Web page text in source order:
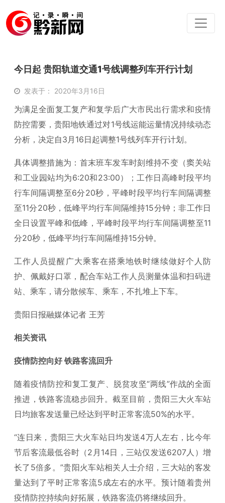
今日起 贵阳轨道交通1号线调整列车开行计划
发表于： 2020年3月16日
为满足全面复工复产和复学后广大市民出行需求和疫情
防控需要，贵阳地铁通过对1号线运能运量情况持续动态
分析，决定自3月16日起调整1号线列车开行计划。
具体调整措施为：首末班车发车时刻维持不变（窦关站
和工业园站均为6:20和23:00）；工作日高峰时段平均
行车间隔调整至6分20秒，平峰时段平均行车间隔调整
至11分20秒，低峰平均行车间隔维持15分钟；非工作日
全日设置平峰和低峰，平峰时段平均行车间隔调整至11
分20秒，低峰平均行车间隔维持15分钟。
工作人员提醒广大乘客在搭乘地铁时继续做好个人防
护、佩戴好口罩，配合车站工作人员测量体温和扫码进
站、乘车，请分散候车、乘车，不扎堆上下车。
贵阳日报融媒体记者 王芳
相关资讯
疫情防控向好 铁路客流回升
随着疫情防控和复工复产、脱贫攻坚“两线”作战的全面
推进，铁路客流稳步回升。截至目前，贵阳三大火车站
日均旅客发送量已经达到平时正常客流50%的水平。
“连日来，贵阳三大火车站日均发送4万人左右，比今年
节后客流最低谷时（2月14日，三站仅发送6207人）增
长了5倍多。”贵阳火车站相关人士介绍，三大站的客发
量达到了平时正常客流5成左右的水平。预计随着贵州
疫情防控持续向好拓展，铁路客流仍将继续回升。